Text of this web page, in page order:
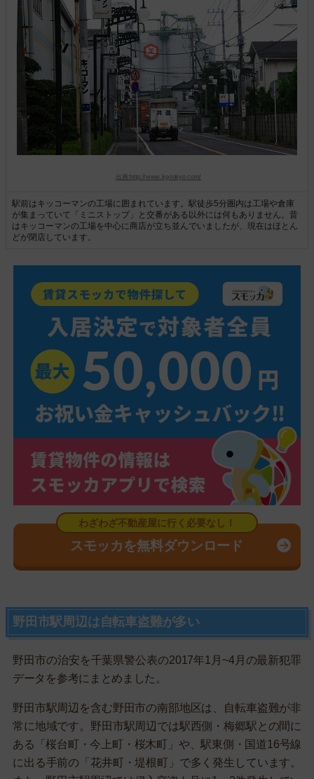
出典:http://www.kg-tokyo.com/
駅前はキッコーマンの工場に囲まれています。駅徒歩5分圏内は工場や倉庫
が集まっていて「ミニストップ」と交番がある以外には何もありません。昔
はキッコーマンの工場を中心に商店が立ち並んでいましたが、現在はほとん
どが閉店しています。
スモッカを無料ダウンロード
野田市駅周辺は自転車盗難が多い
野田市の治安を千葉県警公表の2017年1月~4月の最新犯罪
データを参考にまとめました。
野田市駅周辺を含む野田市の南部地区は、自転車盗難が非
常に地域です。野田市駅周辺では駅西側・梅郷駅との間に
ある「桜台町・今上町・桜木町」や、駅東側・国道16号線
に出る手前の「花井町・堤根町」で多く発生しています。